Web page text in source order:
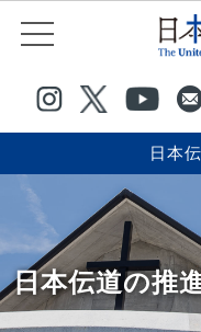
日本
日本伝道の推